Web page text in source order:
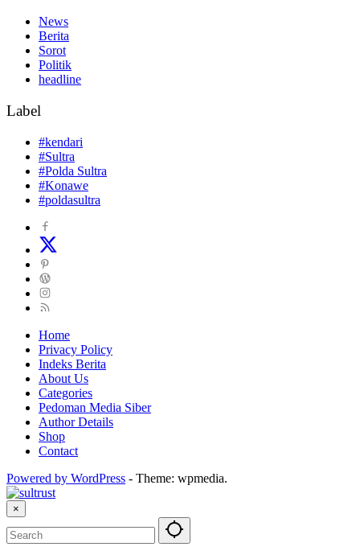
News
Berita
Sorot
Politik
headline
Label
#kendari
#Sultra
#Polda Sultra
#Konawe
#poldasultra
Home
Privacy Policy
Indeks Berita
About Us
Categories
Pedoman Media Siber
Author Details
Shop
Contact
Powered by WordPress - Theme: wpmedia.
×